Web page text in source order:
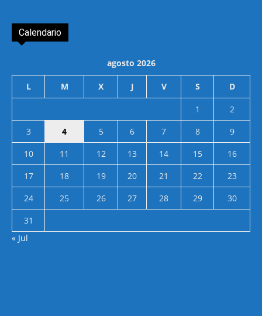
Calendario
agosto 2026
L M X J V S D
1
2
3
4 5 6 7 8
9
10
11 12 13 14 15
16
17
18 19 20 21 22
23
24
25 26 27 28 29
30
31
« Jul